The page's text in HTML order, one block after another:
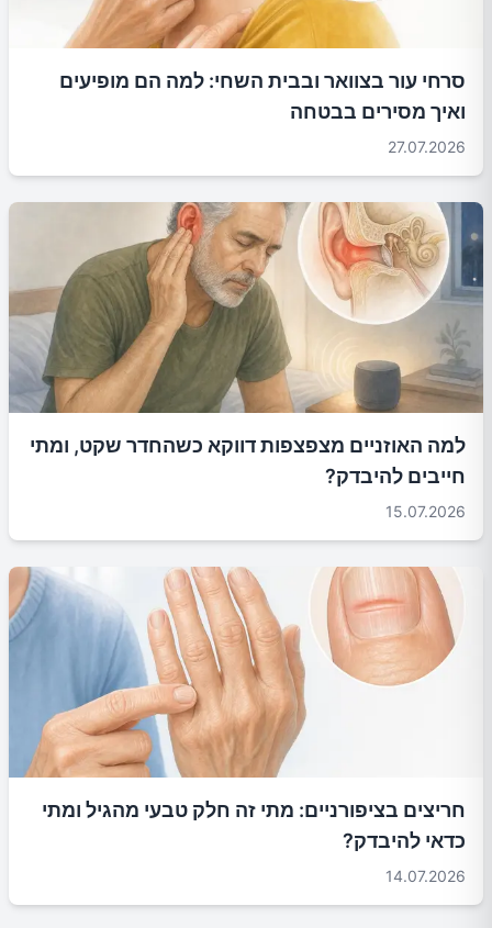
סרחי עור בצוואר ובבית השחי: למה הם מופיעים
ואיך מסירים בבטחה
27.07.2026
למה האוזניים מצפצפות דווקא כשהחדר שקט, ומתי
חייבים להיבדק?
15.07.2026
חריצים בציפורניים: מתי זה חלק טבעי מהגיל ומתי
כדאי להיבדק?
14.07.2026